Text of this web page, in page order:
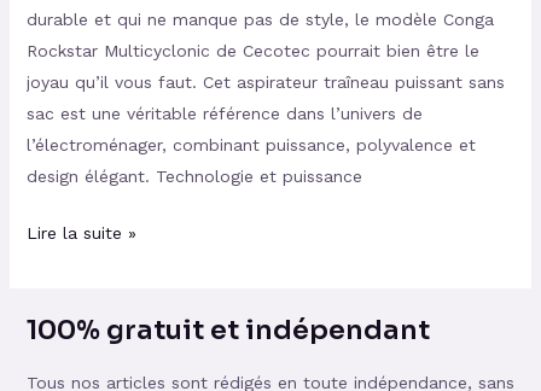
durable et qui ne manque pas de style, le modèle Conga
Rockstar Multicyclonic de Cecotec pourrait bien être le
joyau qu’il vous faut. Cet aspirateur traîneau puissant sans
sac est une véritable référence dans l’univers de
l’électroménager, combinant puissance, polyvalence et
design élégant. Technologie et puissance
Lire la suite »
100% gratuit et indépendant
Tous nos articles sont rédigés en toute indépendance, sans